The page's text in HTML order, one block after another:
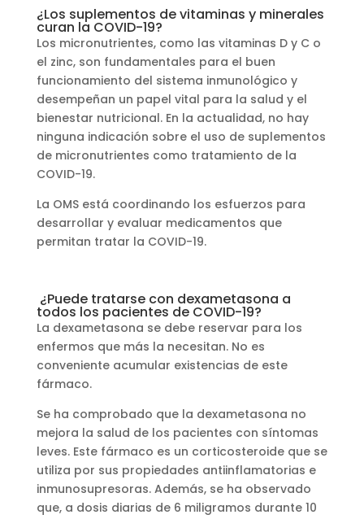
¿Los suplementos de vitaminas y minerales
curan la COVID-19?
Los micronutrientes, como las vitaminas D y C o
el zinc, son fundamentales para el buen
funcionamiento del sistema inmunológico y
desempeñan un papel vital para la salud y el
bienestar nutricional. En la actualidad, no hay
ninguna indicación sobre el uso de suplementos
de micronutrientes como tratamiento de la
COVID-19.
La OMS está coordinando los esfuerzos para
desarrollar y evaluar medicamentos que
permitan tratar la COVID-19.
¿Puede tratarse con dexametasona a
todos los pacientes de COVID-19?
La dexametasona se debe reservar para los
enfermos que más la necesitan. No es
conveniente acumular existencias de este
fármaco.
Se ha comprobado que la dexametasona no
mejora la salud de los pacientes con síntomas
leves. Este fármaco es un corticosteroide que se
utiliza por sus propiedades antiinflamatorias e
inmunosupresoras. Además, se ha observado
que, a dosis diarias de 6 miligramos durante 10